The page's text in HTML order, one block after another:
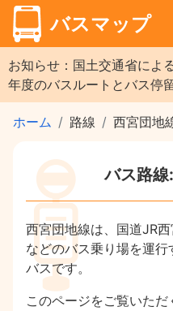
バスマップ
お知らせ：国土交通省によ
年度のバスルートとバス停
ホーム 路線 西宮団地
バス路
西宮団地線は、国道JR
などのバス乗り場を運
バスです。
このページをご覧いた